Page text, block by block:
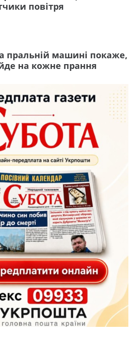
повітря
пральній машині покаже,
на кожне прання